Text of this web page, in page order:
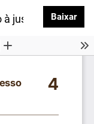
justiça noBaixar